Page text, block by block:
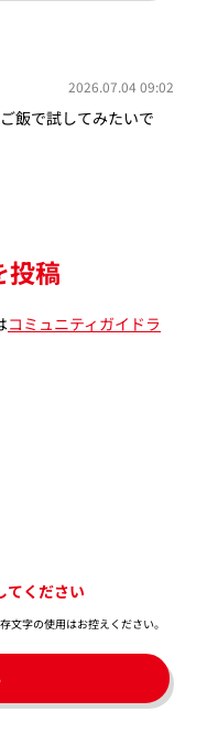
2026.07.04 09:02
飯で試してみたいで
投稿
コミュニティガイドラ
てください
字の使用はお控えください。​